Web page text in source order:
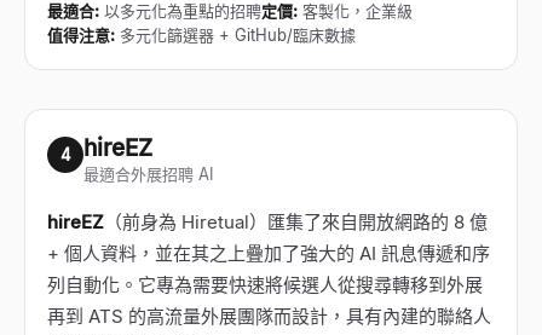
最適合: 以多元化為重點的招聘定價: 客製化，企業級
值得注意: 多元化篩選器 + GitHub/臨床數據
4 hireEZ
最適合外展招聘 AI
hireEZ （前身為 Hiretual）匯集了來自開放網路的 8 億
+ 個人資料，並在其之上疊加了強大的 AI 訊息傳遞和序
列自動化。它專為需要快速將候選人從搜尋轉移到外展
再到 ATS 的高流量外展團隊而設計，具有內建的聯絡人